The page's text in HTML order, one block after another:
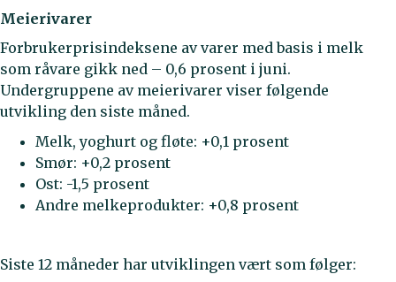
Meierivarer
Forbrukerprisindeksene av varer med basis i melk
som råvare gikk ned – 0,6 prosent i juni.
Undergruppene av meierivarer viser følgende
utvikling den siste måned.
Melk, yoghurt og fløte: +0,1 prosent
Smør: +0,2 prosent
Ost: -1,5 prosent
Andre melkeprodukter: +0,8 prosent
Siste 12 måneder har utviklingen vært som følger: